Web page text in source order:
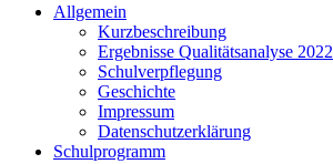
Allgemein
Kurzbeschreibung
Ergebnisse Qualitätsanalyse 2022
Schulverpflegung
Geschichte
Impressum
Datenschutzerklärung
Schulprogramm